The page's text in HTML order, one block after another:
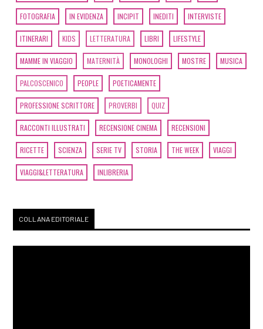
FOTOGRAFIA IN EVIDENZA INCIPIT INEDITI INTERVISTE
ITINERARI KIDS LETTERATURA LIBRI LIFESTYLE
MAMME IN VIAGGIO MATERNITÀ MONOLOGHI MOSTRE MUSICA
PALCOSCENICO PEOPLE POETICAMENTE
PROFESSIONE SCRITTORE PROVERBI QUIZ
RACCONTI ILLUSTRATI RECENSIONE CINEMA RECENSIONI
RICETTE SCIENZA SERIE TV STORIA THE WEEK VIAGGI
VIAGGI&LETTERATURA INLIBRERIA
COLLANA EDITORIALE